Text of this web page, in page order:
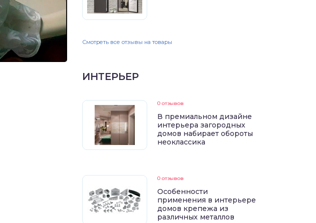
Смотреть все отзывы на товары
ИНТЕРЬЕР
0 отзывов
В премиальном дизайне
интерьера загородных
домов набирает обороты
неоклассика
0 отзывов
Особенности
применения в интерьере
домов крепежа из
различных металлов